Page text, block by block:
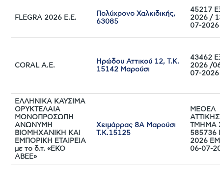
FLEGRA 2026 E.E.
Πολύχρονο Χαλκιδικής,
63085
45217
2026 /
07-2026
CORAL Α.Ε.
Ηρώδου Αττικού 12, Τ.Κ.
15142 Μαρούσι
43462
2026 /
07-2026
ΕΛΛΗΝΙΚΑ ΚΑΥΣΙΜΑ
ΟΡΥΚΤΕΛΑΙΑ
ΜΟΝΟΠΡΟΣΩΠΗ
ΑΝΩΝΥΜΗ
ΒΙΟΜΗΧΑΝΙΚΗ ΚΑΙ
ΕΜΠΟΡΙΚΗ ΕΤΑΙΡΕΙΑ
με το δ.τ. «ΕΚΟ
ΑΒΕΕ»
Χειμάρρας 8Α Μαρούσι
Τ.Κ.15125
ΜΕΟΕΛ
ΤΜΗΜΑ
585736
2026
06-07-